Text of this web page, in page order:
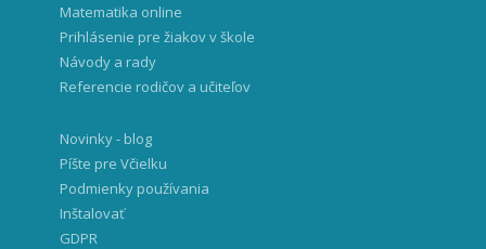
Matematika online
Prihlásenie pre žiakov v škole
Návody a rady
Referencie rodičov a učiteľov
Novinky - blog
Píšte pre Včielku
Podmienky používania
Inštalovať
GDPR